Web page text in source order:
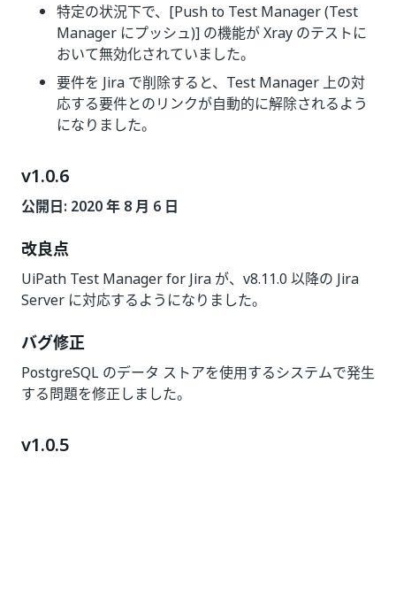
特定の状況下で、[Push to Test Manager (Test
Manager にプッシュ)] の機能が Xray のテストに
おいて無効化されていました。
要件を Jira で削除すると、Test Manager 上の対
応する要件とのリンクが自動的に解除されるよう
になりました。
v1.0.6
公開日: 2020 年 8 月 6 日
改良点
UiPath Test Manager for Jira が、v8.11.0 以降の Jira
Server に対応するようになりました。
バグ修正
PostgreSQL のデータ ストアを使用するシステムで発生
する問題を修正しました。
v1.0.5